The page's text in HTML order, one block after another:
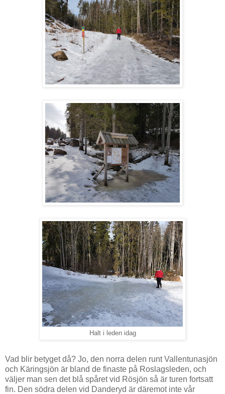
Halt i leden idag
Vad blir betyget då? Jo, den norra delen runt Vallentunasjön
och Käringsjön är bland de finaste på Roslagsleden, och
väljer man sen det blå spåret vid Rösjön så är turen fortsatt
fin. Den södra delen vid Danderyd är däremot inte vår